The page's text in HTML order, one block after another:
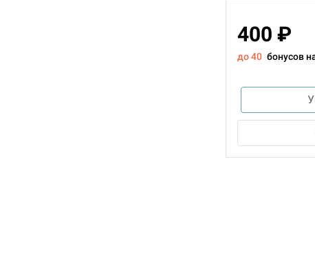
400 ₽
до 40 бонусов